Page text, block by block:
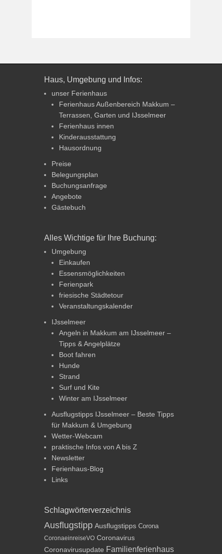
Haus, Umgebung und Infos:
unser Ferienhaus
Ferienhaus Außenbereich Makkum –
Terrassen, Garten und IJsselmeer
Ferienhaus innen
Kinderausstattung
Hausordnung
Preise
Belegungsplan
Buchungsanfrage
Angebote
Gästebuch
Alles Wichtige für Ihre Buchung:
Umgebung
Einkaufen
Essensmöglichkeiten
Ferienpark
friesische Städtetour
Veranstaltungskalender
IJsselmeer
Angeln in Makkum am IJsselmeer –
Tipps & Angelplätze
Boot fahren
Hunde
Strand
Surf und Kite
Winter am IJsselmeer
Ausflugstipps IJsselmeer – Beste Tipps
für Makkum & Umgebung
Wetter-Webcam
praktische Infos von A bis Z
Newsletter
Ferienhaus-Blog
Links
Schlagwörterverzeichnis
Ausflugstipp Ausflugstipps Corona
CoronaeinreiseVO Coronavirus
Coronavirusupdate Familienferienhaus